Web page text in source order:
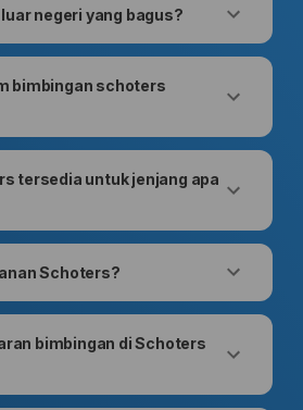
negeri yang bagus?
bimbingan schoters
tersedia untuk jenjang apa
Schoters?
di Schoters